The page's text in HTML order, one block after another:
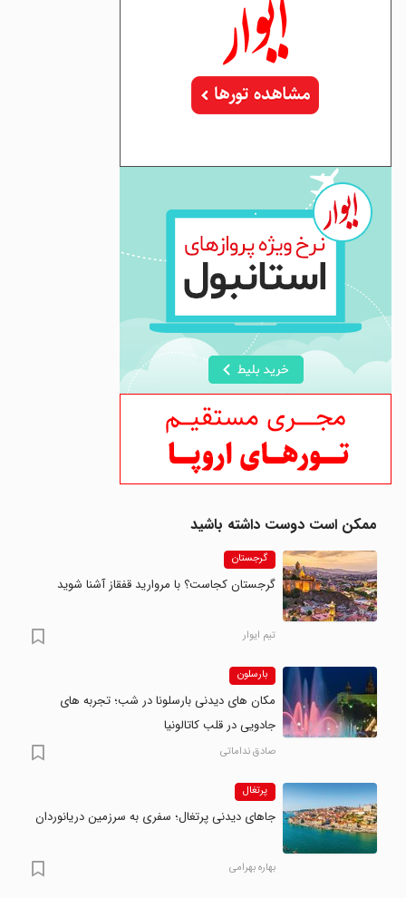
ممکن است دوست داشته باشید
گرجستان
گرجستان کجاست؟ با مروارید قفقاز آشنا شوید
تیم ایوار
بارسلون
مکان های دیدنی بارسلونا در شب؛ تجربه های
جادویی در قلب کاتالونیا
صادق نداماتی
پرتغال
جاهای دیدنی پرتغال؛ سفری به سرزمین دریانوردان
بهاره بهرامی